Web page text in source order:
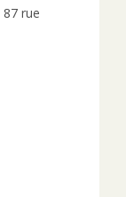
rue